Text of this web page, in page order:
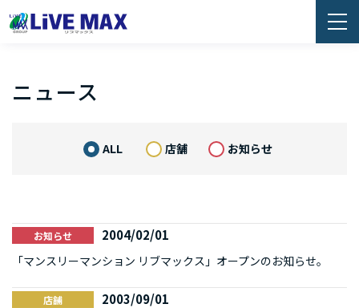
ニュース
ALL 店舗 お知らせ
お知らせ 2004/02/01
「マンスリーマンション リブマックス」オープンのお知らせ。
店舗 2003/09/01